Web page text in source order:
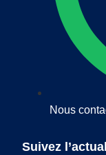
Nous
Suivez